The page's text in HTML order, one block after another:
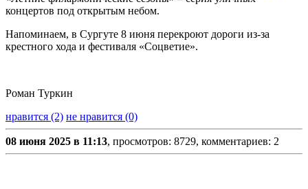
концертов под открытым небом.
Напоминаем, в Сургуте 8 июня перекроют дороги из-за
крестного хода и фестиваля «Соцветие».
Роман Туркин
нравится (2) не нравится (0)
08 июня 2025 в 11:13, просмотров: 8729, комментариев: 2